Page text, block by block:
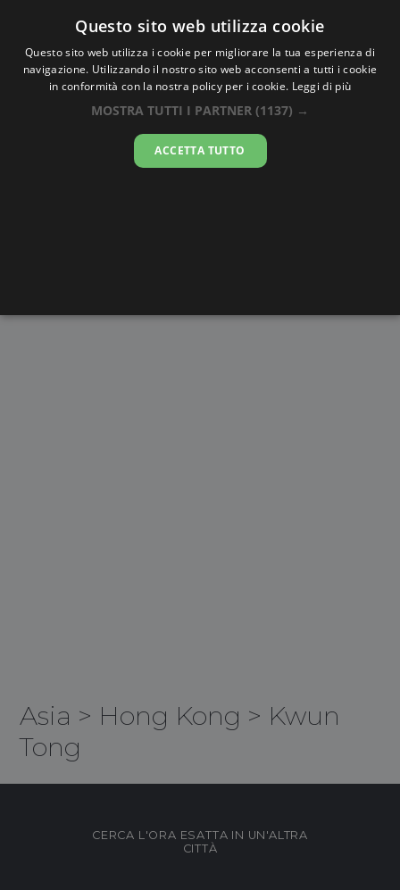
Oraesatta.co
Ora EsattaKwun Tong
02:03:52
Asia > Hong Kong > Kwun
Tong
CERCA L'ORA ESATTA IN UN'ALTRA
CITTÀ
Questo sito web utilizza cookie
Questo sito web utilizza i cookie per migliorare la tua esperienza di
navigazione. Utilizzando il nostro sito web acconsenti a tutti i cookie
in conformità con la nostra policy per i cookie. Leggi di più
MOSTRA TUTTI I PARTNER (1137) →
ACCETTA TUTTO